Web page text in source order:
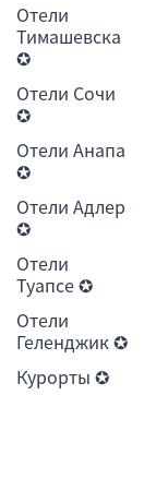
Отели
Тимашевска
✪
Отели Сочи
✪
Отели Анапа
✪
Отели Адлер
✪
Отели
Туапсе ✪
Отели
Геленджик ✪
Курорты ✪